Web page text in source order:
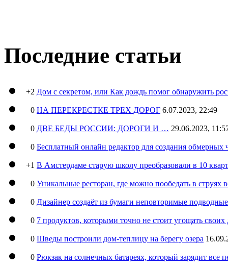
Последние статьи
+2 Дом с секретом, или Как дождь помог обнаружить
0 НА ПЕРЕКРЕСТКЕ ТРЕХ ДОРОГ 6.07.2023, 22:49
0 ДВЕ БЕДЫ РОССИИ: ДОРОГИ И … 29.06.2023,
0 Бесплатный онлайн редактор для создания обмерных
+1 В Амстердаме старую школу преобразовали в 10
0 Уникальные ресторан, где можно пообедать в струях
0 Дизайнер создаёт из бумаги неповторимые
0 7 продуктов, которыми точно не стоит угощать
0 Шведы построили дом-теплицу на берегу озера
0 Рюкзак на солнечных батареях, который зарядит все